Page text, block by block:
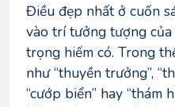
Điều đẹp nhất ở cuốn
vào trí tưởng tượng
trọng hiếm có. Trong
như “thuyền trưởng”,
“cướp biển” hay “thám